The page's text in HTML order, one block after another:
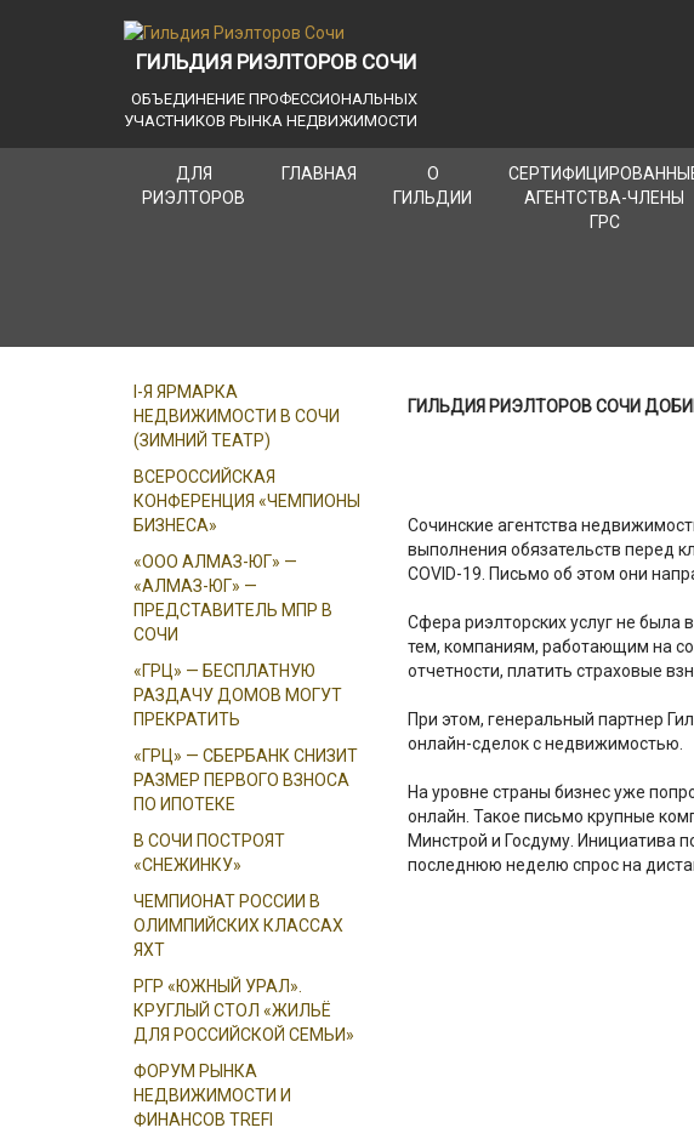
ГИЛЬДИЯ РИЭЛТОРОВ СОЧИ
ОБЪЕДИНЕНИЕ ПРОФЕССИОНАЛЬНЫХ
УЧАСТНИКОВ РЫНКА НЕДВИЖИМОСТИ
ДЛЯ
РИЭЛТОРОВ
ГЛАВНАЯ
О
ГИЛЬДИИ
АГЕНТСТВА-ЧЛЕНЫ
ГРС
I-Я ЯРМАРКА
НЕДВИЖИМОСТИ В СОЧИ
(ЗИМНИЙ ТЕАТР)
ВСЕРОССИЙСКАЯ
КОНФЕРЕНЦИЯ «ЧЕМПИОНЫ
БИЗНЕСА»
«ООО АЛМАЗ-ЮГ» —
«АЛМАЗ-ЮГ» —
ПРЕДСТАВИТЕЛЬ МПР В
СОЧИ
«ГРЦ» — БЕСПЛАТНУЮ
РАЗДАЧУ ДОМОВ МОГУТ
ПРЕКРАТИТЬ
«ГРЦ» — СБЕРБАНК СНИЗИТ
РАЗМЕР ПЕРВОГО ВЗНОСА
ПО ИПОТЕКЕ
В СОЧИ ПОСТРОЯТ
«СНЕЖИНКУ»
ЧЕМПИОНАТ РОССИИ В
ОЛИМПИЙСКИХ КЛАССАХ
ЯХТ
РГР «ЮЖНЫЙ УРАЛ».
КРУГЛЫЙ СТОЛ «ЖИЛЬЁ
ДЛЯ РОССИЙСКОЙ СЕМЬИ»
ФОРУМ РЫНКА
НЕДВИЖИМОСТИ И
ФИНАНСОВ TREFI
ГИЛЬДИЯ РИЭЛТОРОВ СОЧИ
Сочинские агентства
выполнения обязательств перед
COVID-19. Письмо об этом они
Сфера риэлторских услуг не была
тем, компаниям, работающим на
отчетности, платить страховые
При этом, генеральный партнер
онлайн-сделок с недвижимостью.
На уровне страны бизнес уже
онлайн. Такое письмо крупные
Минстрой и Госдуму. Инициатива
последнюю неделю спрос на